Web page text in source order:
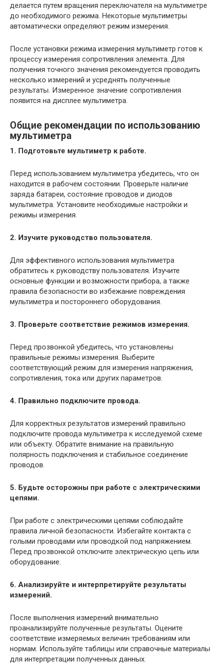
делается путем вращения переключателя на мультиметре
до необходимого режима. Некоторые мультиметры
автоматически определяют режим измерения.
После установки режима измерения мультиметр готов к
процессу измерения сопротивления элемента. Для
получения точного значения рекомендуется проводить
несколько измерений и усреднять полученные
результаты. Измеренное значение сопротивления
появится на дисплее мультиметра.
Общие рекомендации по использованию
мультиметра
1. Подготовьте мультиметр к работе.
Перед использованием мультиметра убедитесь, что он
находится в рабочем состоянии. Проверьте наличие
заряда батареи, состояние проводов и диодов
мультиметра. Установите необходимые настройки и
режимы измерения.
2. Изучите руководство пользователя.
Для эффективного использования мультиметра
обратитесь к руководству пользователя. Изучите
основные функции и возможности прибора, а также
правила безопасности во избежание повреждения
мультиметра и постороннего оборудования.
3. Проверьте соответствие режимов измерения.
Перед прозвонкой убедитесь, что установлены
правильные режимы измерения. Выберите
соответствующий режим для измерения напряжения,
сопротивления, тока или других параметров.
4. Правильно подключите провода.
Для корректных результатов измерений правильно
подключите провода мультиметра к исследуемой схеме
или объекту. Обратите внимание на правильную
полярность подключения и стабильное соединение
проводов.
5. Будьте осторожны при работе с электрическими
цепями.
При работе с электрическими цепями соблюдайте
правила личной безопасности. Избегайте контакта с
голыми проводами или проводкой под напряжением.
Перед прозвонкой отключите электрическую цепь или
оборудование.
6. Анализируйте и интерпретируйте результаты
измерений.
После выполнения измерений внимательно
проанализируйте полученные результаты. Оцените
соответствие измеряемых величин требованиям или
нормам. Используйте таблицы или справочные материалы
для интерпретации полученных данных.